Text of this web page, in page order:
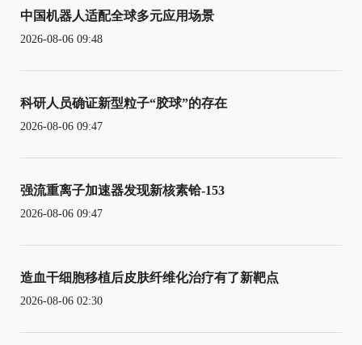
中国机器人适配全球多元应用场景
2026-08-06 09:48
科研人员确证新型粒子“胶球”的存在
2026-08-06 09:47
强流重离子加速器发现新核素铪-153
2026-08-06 09:47
造血干细胞移植后皮肤纤维化治疗有了新靶点
2026-08-06 02:30